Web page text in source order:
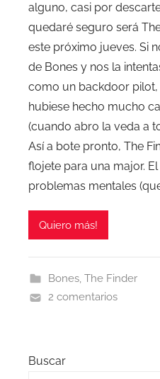
alguno, casi por
quedaré seguro será
este próximo jueves. Si
de Bones y nos la
como un backdoor
hubiese hecho mucho
(cuando abro la veda a
Así a bote pronto, The
flojete para una major.
problemas mentales
Quiero más!
Bones, The Finder
2 comentarios
Buscar